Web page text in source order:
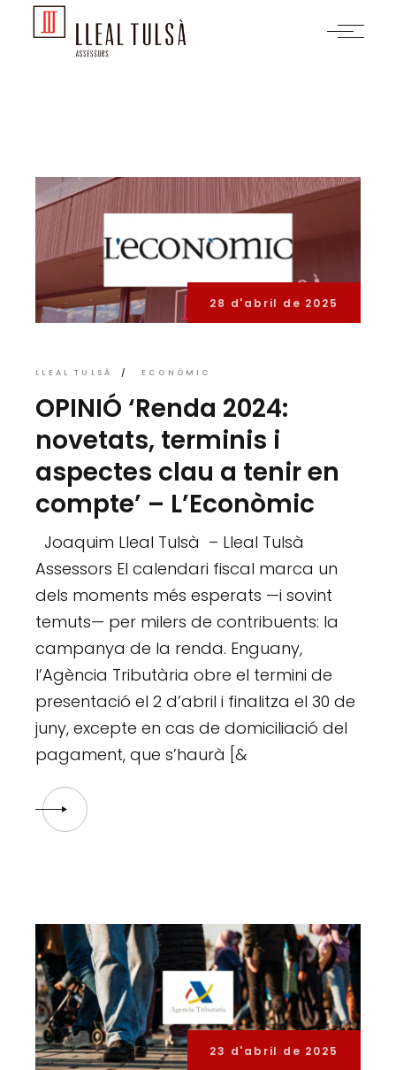
28 d'abril de 2025
LLEAL TULSÀ ECONÒMIC
OPINIÓ ‘Renda 2024:
novetats, terminis i
aspectes clau a tenir en
compte’ – L’Econòmic
Joaquim Lleal Tulsà – Lleal Tulsà
Assessors El calendari fiscal marca un
dels moments més esperats —i sovint
temuts— per milers de contribuents: la
campanya de la renda. Enguany,
l’Agència Tributària obre el termini de
presentació el 2 d’abril i finalitza el 30 de
juny, excepte en cas de domiciliació del
pagament, que s’haurà [&
23 d'abril de 2025